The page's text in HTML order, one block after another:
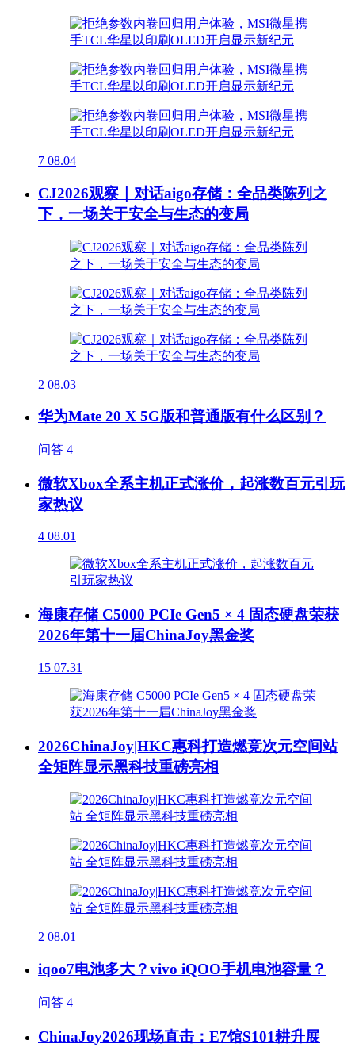
7 08.04
CJ2026观察｜对话aigo存储：全品类陈列之
下，一场关于安全与生态的变局
2 08.03
华为Mate 20 X 5G版和普通版有什么区别？
问答 4
微软Xbox全系主机正式涨价，起涨数百元引玩
家热议
4 08.01
海康存储 C5000 PCIe Gen5 × 4 固态硬盘荣获
2026年第十一届ChinaJoy黑金奖
15 07.31
2026ChinaJoy|HKC惠科打造燃竞次元空间站
全矩阵显示黑科技重磅亮相
2 08.01
iqoo7电池多大？vivo iQOO手机电池容量？
问答 4
ChinaJoy2026现场直击：E7馆S101耕升展